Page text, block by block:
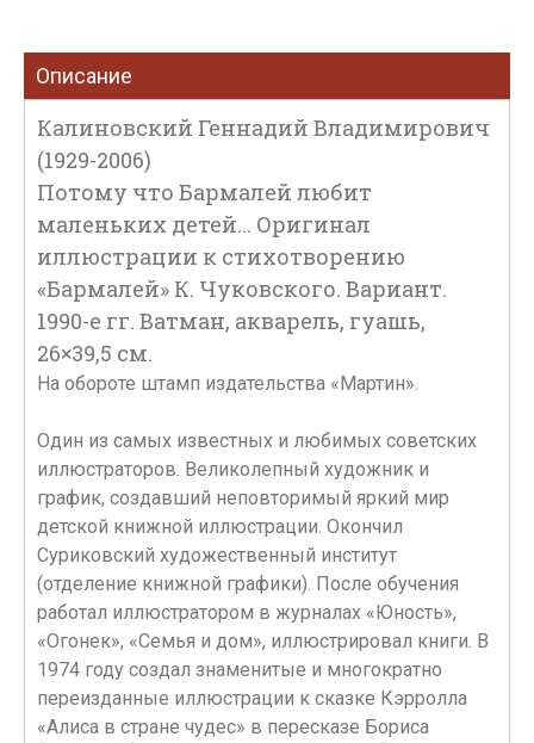
Описание
Калиновский Геннадий Владимирович
(1929-2006)
Потому что Бармалей любит
маленьких детей... Оригинал
иллюстрации к стихотворению
«Бармалей» К. Чуковского. Вариант.
1990-е гг. Ватман, акварель, гуашь,
26×39,5 см.
На обороте штамп издательства «Мартин».
Один из самых известных и любимых советских
иллюстраторов. Великолепный художник и
график, создавший неповторимый яркий мир
детской книжной иллюстрации. Окончил
Суриковский художественный институт
(отделение книжной графики). После обучения
работал иллюстратором в журналах «Юность»,
«Огонек», «Семья и дом», иллюстрировал книги. В
1974 году создал знаменитые и многократно
переизданные иллюстрации к сказке Кэрролла
«Алиса в стране чудес» в пересказе Бориса